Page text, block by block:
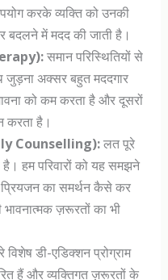
करके व्यक्ति को उनकी
में मदद की जाती है।
समान परिस्थितियों से
जुड़ना अक्सर बहुत मददगार
को कम करता है और दूसरों
करता है।
Counselling):लत पूरे
है। हम परिवारों को यह समझने
का समर्थन कैसे कर
ज़रूरतों का भी
विशेष डी-एडिक्शन प्रोग्राम
हैं और व्यक्तिगत ज़रूरतों के